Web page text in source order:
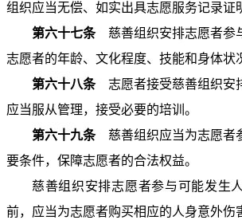
组织应当无偿、如实出具志愿服务记录证
第六十七条慈善组织安排志愿者参
志愿者的年龄、文化程度、技能和身体状
第六十八条志愿者接受慈善组织安
应当服从管理，接受必要的培训。
第六十九条慈善组织应当为志愿者
要条件，保障志愿者的合法权益。
慈善组织安排志愿者参与可能发生
前，应当为志愿者购买相应的人身意外伤